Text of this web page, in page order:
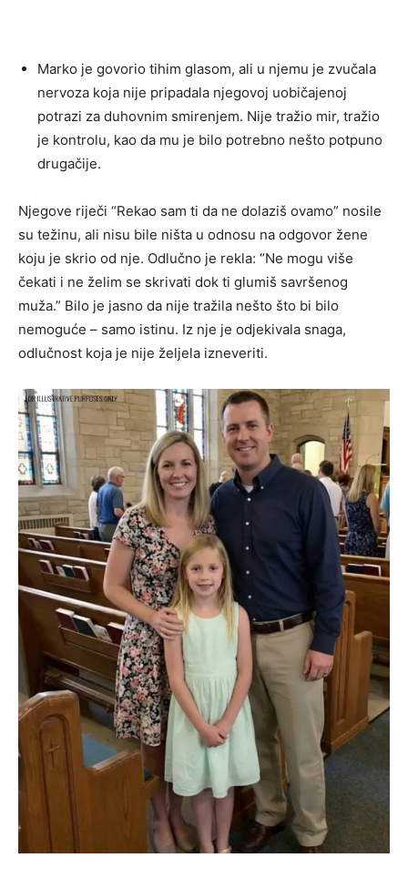
Marko je govorio tihim glasom, ali u njemu je zvučala
nervoza koja nije pripadala njegovoj uobičajenoj
potrazi za duhovnim smirenjem. Nije tražio mir, tražio
je kontrolu, kao da mu je bilo potrebno nešto potpuno
drugačije.
Njegove riječi “Rekao sam ti da ne dolaziš ovamo” nosile
su težinu, ali nisu bile ništa u odnosu na odgovor žene
koju je skrio od nje. Odlučno je rekla: “Ne mogu više
čekati i ne želim se skrivati dok ti glumiš savršenog
muža.” Bilo je jasno da nije tražila nešto što bi bilo
nemoguće – samo istinu. Iz nje je odjekivala snaga,
odlučnost koja je nije željela izneveriti.